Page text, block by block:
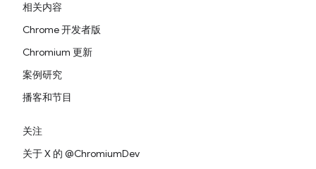
相关内容
Chrome 开发者版
Chromium 更新
案例研究
播客和节目
关注
关于 X 的 @ChromiumDev